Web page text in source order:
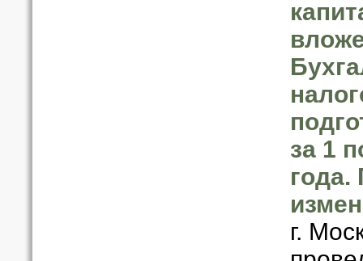
за 1
года.
г.